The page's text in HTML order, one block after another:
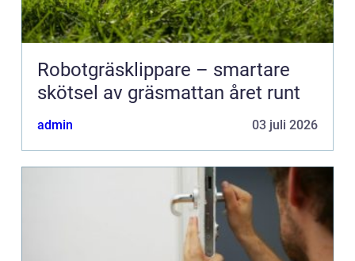
Robotgräsklippare – smartare
skötsel av gräsmattan året runt
admin 03 juli 2026